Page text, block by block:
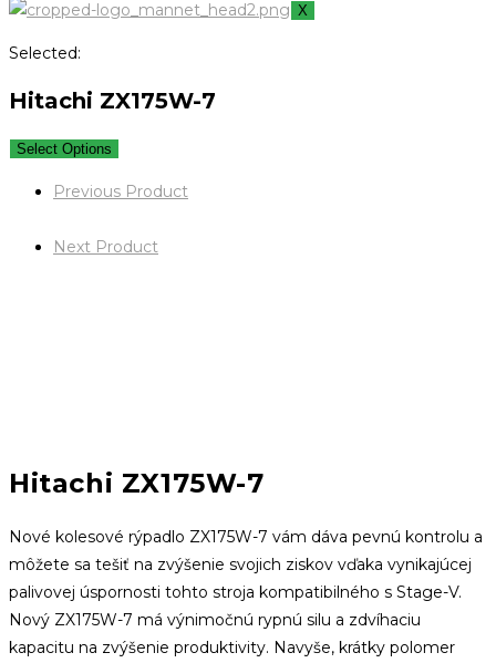
X
Selected:
Hitachi ZX175W-7
Select Options
Previous Product
Next Product
Hitachi ZX175W-7
Nové kolesové rýpadlo ZX175W-7 vám dáva pevnú kontrolu a
môžete sa tešiť na zvýšenie svojich ziskov vďaka vynikajúcej
palivovej úspornosti tohto stroja kompatibilného s Stage-V.
Nový ZX175W-7 má výnimočnú rypnú silu a zdvíhaciu
kapacitu na zvýšenie produktivity. Navyše, krátky polomer